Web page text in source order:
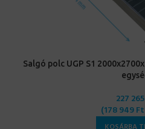
Salgó polc UGP S1
227 265
(178 949Ft